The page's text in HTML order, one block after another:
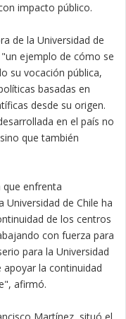
impacto público.
de la Universidad de
ejemplo de cómo se
su vocación pública,
basadas en
desde su origen.
en el país no
que también
que enfrenta
de Chile ha
de los centros
con fuerza para
para la Universidad
la continuidad
afirmó.